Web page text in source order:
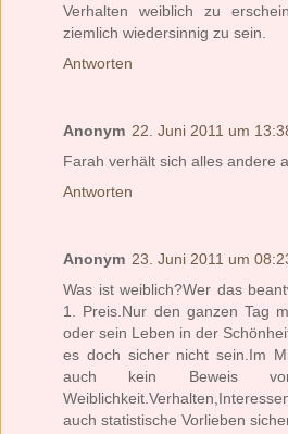
Verhalten weiblich zu
ziemlich wiedersinnig zu sein.
Antworten
Anonym 22. Juni 2011 um
Farah verhält sich alles andere
Antworten
Anonym 23. Juni 2011 um
Was ist weiblich?Wer das
1. Preis.Nur den ganzen Tag
oder sein Leben in der
es doch sicher nicht sein.Im
auch kein Beweis
auch statistische Vorlieben